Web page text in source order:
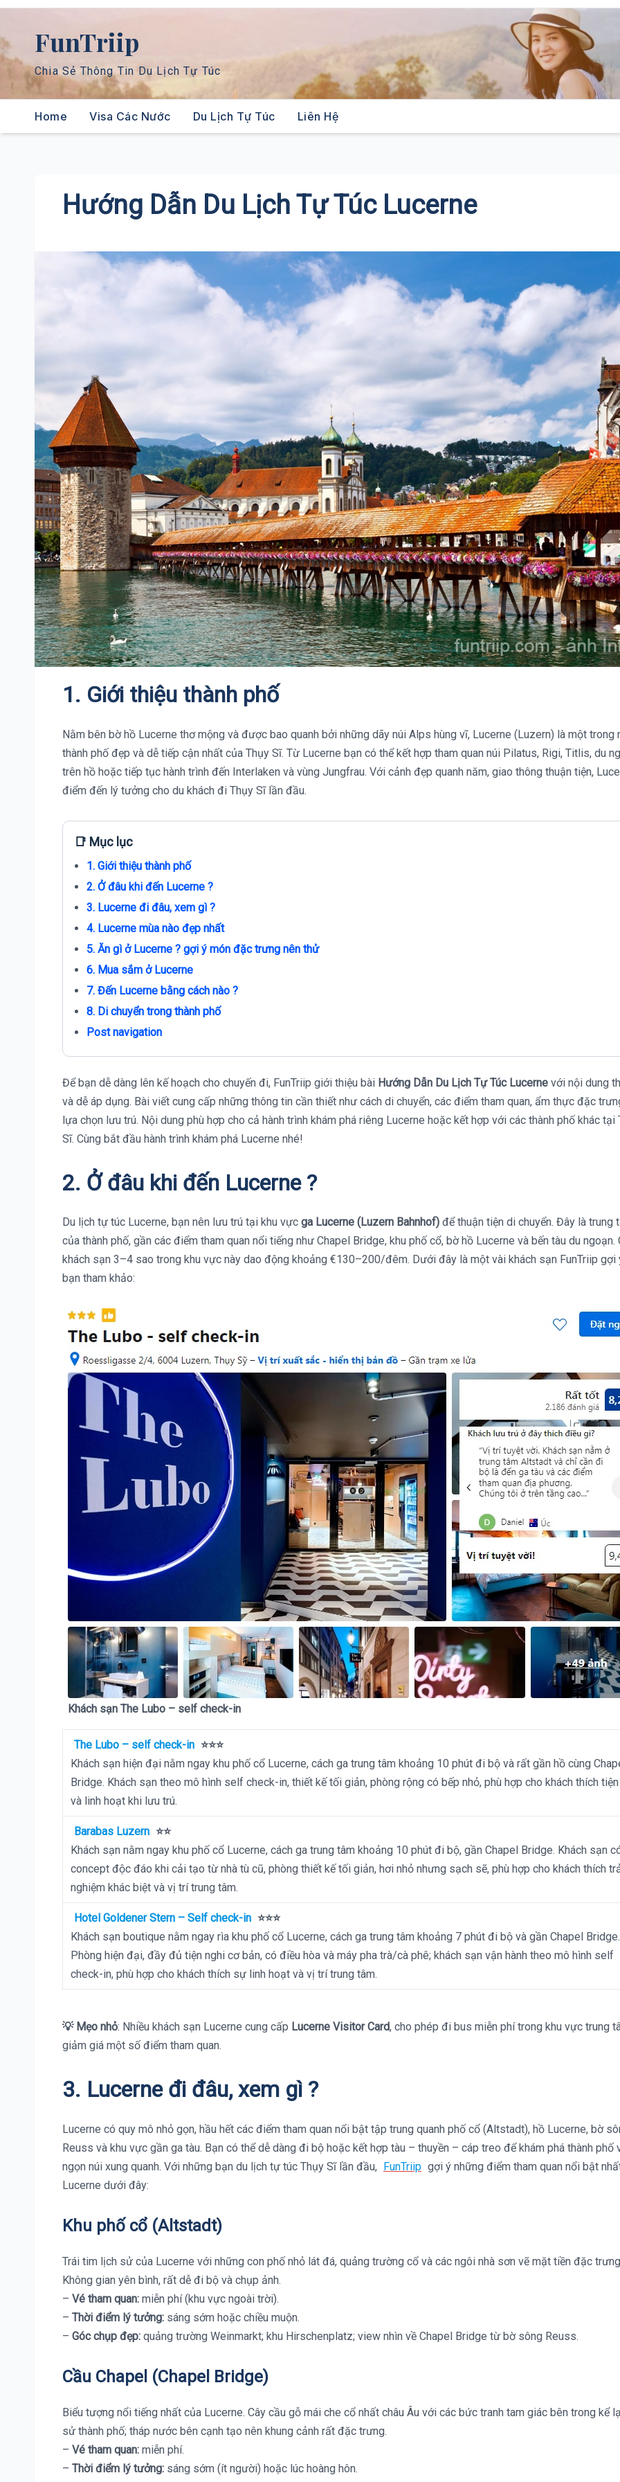
Skip
content FunTriip
Chia Sẻ Thông Tin Du Lịch Tự Túc
Home Visa Các Nước Du Lịch Tự Túc Liên Hệ
Hướng Dẫn Du Lịch Tự Túc Lucerne
1. Giới thiệu thành phố
Nằm bên bờ hồ Lucerne thơ mộng và được bao quanh bởi những dãy núi Alps hùng vĩ, Lucerne (Luzern) là một trong
thành phố đẹp và dễ tiếp cận nhất của Thụy Sĩ. Từ Lucerne bạn có thể kết hợp tham quan núi Pilatus, Rigi, Titlis, du
trên hồ hoặc tiếp tục hành trình đến Interlaken và vùng Jungfrau. Với cảnh đẹp quanh năm, giao thông thuận tiện,
điểm đến lý tưởng cho du khách đi Thụy Sĩ lần đầu.
📑 Mục lục
1. Giới thiệu thành phố
2. Ở đâu khi đến Lucerne ?
3. Lucerne đi đâu, xem gì ?
4. Lucerne mùa nào đẹp nhất
5. Ăn gì ở Lucerne ? gợi ý món đặc trưng nên thử
6. Mua sắm ở Lucerne
7. Đến Lucerne bằng cách nào ?
8. Di chuyển trong thành phố
Post navigation
Để bạn dễ dàng lên kế hoạch cho chuyến đi, FunTriip giới thiệu bài Hướng Dẫn Du Lịch Tự Túc Lucerne với nội dung
và dễ áp dụng. Bài viết cung cấp những thông tin cần thiết như cách di chuyển, các điểm tham quan, ẩm thực đặc
lựa chọn lưu trú. Nội dung phù hợp cho cả hành trình khám phá riêng Lucerne hoặc kết hợp với các thành phố khác tại
Sĩ. Cùng bắt đầu hành trình khám phá Lucerne nhé!
2. Ở đâu khi đến Lucerne ?
Du lịch tự túc Lucerne, bạn nên lưu trú tại khu vực ga Lucerne (Luzern Bahnhof) để thuận tiện di chuyển. Đây là trung
của thành phố, gần các điểm tham quan nổi tiếng như Chapel Bridge, khu phố cổ, bờ hồ Lucerne và bến tàu du ngoạn.
khách sạn 3–4 sao trong khu vực này dao động khoảng €130–200/đêm. Dưới đây là một vài khách sạn FunTriip gợi
bạn tham khảo:
Khách sạn The Lubo – self check-in
The Lubo – self check-in ⭐⭐⭐
Khách sạn hiện đại nằm ngay khu phố cổ Lucerne, cách ga trung tâm khoảng 10 phút đi bộ và rất gần hồ cùng
Bridge. Khách sạn theo mô hình self check-in, thiết kế tối giản, phòng rộng có bếp nhỏ, phù hợp cho khách thích
và linh hoạt khi lưu trú.
Barabas Luzern ⭐⭐
Khách sạn nằm ngay khu phố cổ Lucerne, cách ga trung tâm khoảng 10 phút đi bộ, gần Chapel Bridge. Khách sạn
concept độc đáo khi cải tạo từ nhà tù cũ, phòng thiết kế tối giản, hơi nhỏ nhưng sạch sẽ, phù hợp cho khách thích
nghiệm khác biệt và vị trí trung tâm.
Hotel Goldener Stern – Self check-in ⭐⭐⭐
Khách sạn boutique nằm ngay rìa khu phố cổ Lucerne, cách ga trung tâm khoảng 7 phút đi bộ và gần Chapel Bridge.
Phòng hiện đại, đầy đủ tiện nghi cơ bản, có điều hòa và máy pha trà/cà phê; khách sạn vận hành theo mô hình self
check-in, phù hợp cho khách thích sự linh hoạt và vị trí trung tâm.
💡 Mẹo nhỏ: Nhiều khách sạn Lucerne cung cấp Lucerne Visitor Card, cho phép đi bus miễn phí trong khu vực trung
giảm giá một số điểm tham quan.
3. Lucerneđi đâu, xem gì ?
Lucerne có quy mô nhỏ gọn, hầu hết các điểm tham quan nổi bật tập trung quanh phố cổ (Altstadt), hồ Lucerne, bờ
Reuss và khu vực gần ga tàu. Bạn có thể dễ dàng đi bộ hoặc kết hợp tàu – thuyền – cáp treo để khám phá thành phố
ngọn núi xung quanh. Với những bạn du lịch tự túc Thụy Sĩ lần đầu, FunTriip gợi ý những điểm tham quan nổi bật
Lucerne dưới đây:
Khu phố cổ (Altstadt)
Trái tim lịch sử của Lucerne với những con phố nhỏ lát đá, quảng trường cổ và các ngôi nhà sơn vẽ mặt tiền đặc
Không gian yên bình, rất dễ đi bộ và chụp ảnh.
– Vé tham quan: miễn phí (khu vực ngoài trời).
– Thời điểm lý tưởng: sáng sớm hoặc chiều muộn.
– Góc chụp đẹp: quảng trường Weinmarkt; khu Hirschenplatz; view nhìn về Chapel Bridge từ bờ sông Reuss.
Cầu Chapel (Chapel Bridge)
Biểu tượng nổi tiếng nhất của Lucerne. Cây cầu gỗ mái che cổ nhất châu Âu với các bức tranh tam giác bên trong kể
sử thành phố; tháp nước bên cạnh tạo nên khung cảnh rất đặc trưng.
– Vé tham quan: miễn phí.
– Thời điểm lý tưởng: sáng sớm (ít người) hoặc lúc hoàng hôn.